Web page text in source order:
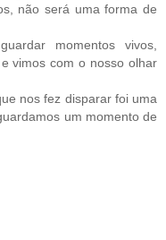
não será uma forma de
momentos vivos,
vimos com o nosso olhar
nos fez disparar foi uma
um momento de